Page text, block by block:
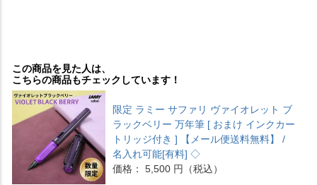
この商品を見た人は、
こちらの商品もチェックしています！
限定 ラミー サファリ ヴァイオレット ブ
ラックベリー 万年筆 [ おまけ インクカー
トリッジ付き ] 【メール便送料無料】 /
名入れ可能[有料] ◇
価格： 5,500 円（税込）